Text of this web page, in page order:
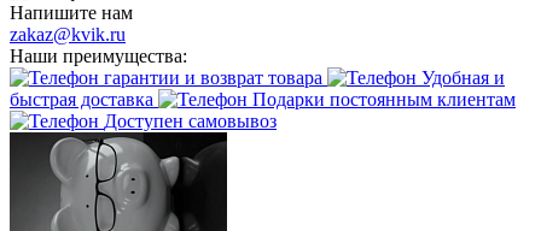
Напишите нам
zakaz@kvik.ru
Наши преимущества:
гарантии и возврат товара
Удобная и
быстрая доставка
Подарки постоянным клиентам
Доступен самовывоз